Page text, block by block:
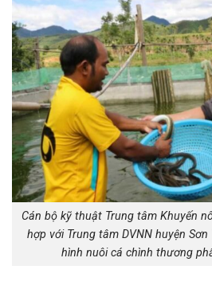
Cán bộ kỹ thuật Trung tâm Khuyến
hợp với Trung tâm DVNN huyện
hình nuôi cá chình thương